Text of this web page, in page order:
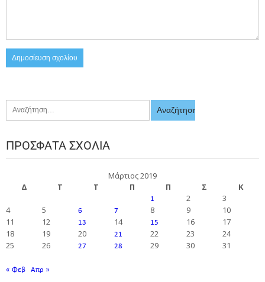
ΠΡΌΣΦΑΤΑ ΣΧΌΛΙΑ
Μάρτιος 2019
Δ
Τ Τ Π Π Σ Κ
1 2
3
4
5 6 7 8 9
10
11
12 13 14 15 16
17
18
19 20 21 22 23
24
25
26 27 28 29 30 31
« Φεβ Απρ »